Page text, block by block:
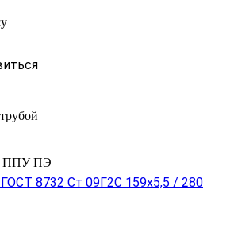
ППУ ПЭ
8732 Ст 09Г2С 159x5,5 / 280